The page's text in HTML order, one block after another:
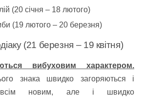
(20 січня – 18 лютого)
(19 лютого – 20 березня)
(21 березня – 19 квітня)
вибуховим характером.
знака швидко загоряються і
всім новим, але і швидко